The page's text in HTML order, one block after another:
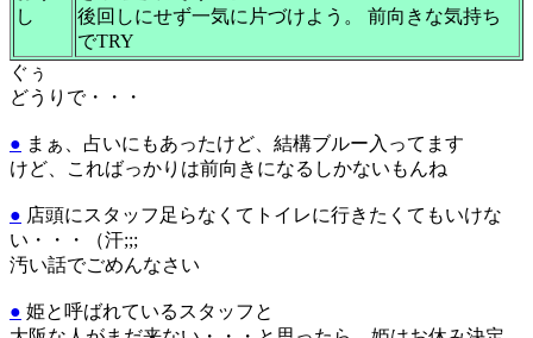
し
後回しにせず一気に片づけよう。 前向きな気持ち
でTRY
ぐぅ
どうりで・・・
● まぁ、占いにもあったけど、結構ブルー入ってます
けど、こればっかりは前向きになるしかないもんね
● 店頭にスタッフ足らなくてトイレに行きたくてもいけな
い・・・（汗;;;
汚い話でごめんなさい
● 姫と呼ばれているスタッフと